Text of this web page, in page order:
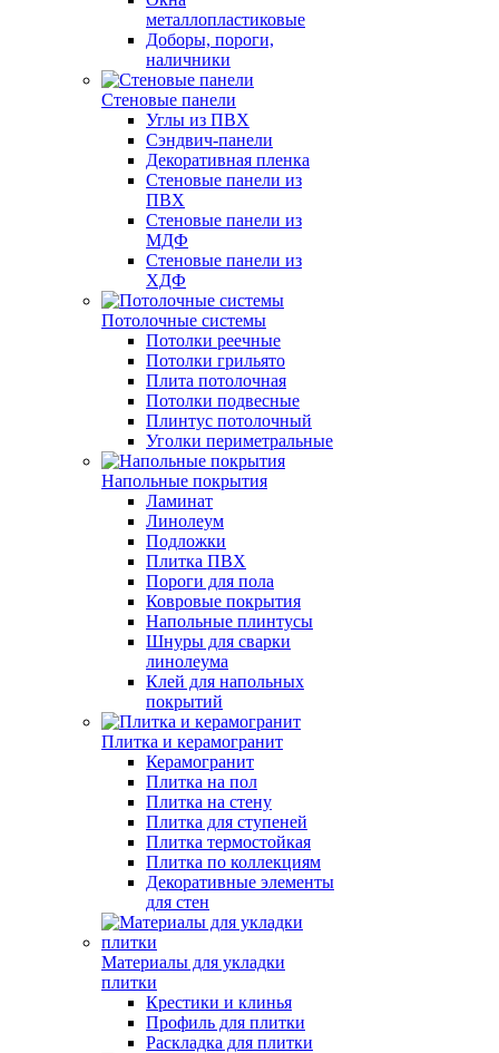
металлопластиковые
Доборы, пороги,
наличники
Стеновые панели
Углы из ПВХ
Сэндвич-панели
Декоративная пленка
Стеновые панели из
ПВХ
Стеновые панели из
МДФ
Стеновые панели из
ХДФ
Потолочные системы
Потолки реечные
Потолки грильято
Плита потолочная
Потолки подвесные
Плинтус потолочный
Уголки периметральные
Напольные покрытия
Ламинат
Линолеум
Подложки
Плитка ПВХ
Пороги для пола
Ковровые покрытия
Напольные плинтусы
Шнуры для сварки
линолеума
Клей для напольных
покрытий
Плитка и керамогранит
Керамогранит
Плитка на пол
Плитка на стену
Плитка для ступеней
Плитка термостойкая
Плитка по коллекциям
Декоративные элементы
для стен
Материалы для укладки
плитки
Крестики и клинья
Профиль для плитки
Раскладка для плитки